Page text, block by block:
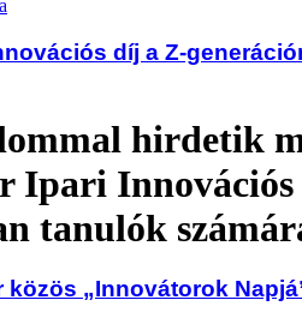
díj a Z-
hirdetik
Ipari
tanulók
közös „Innovátorok